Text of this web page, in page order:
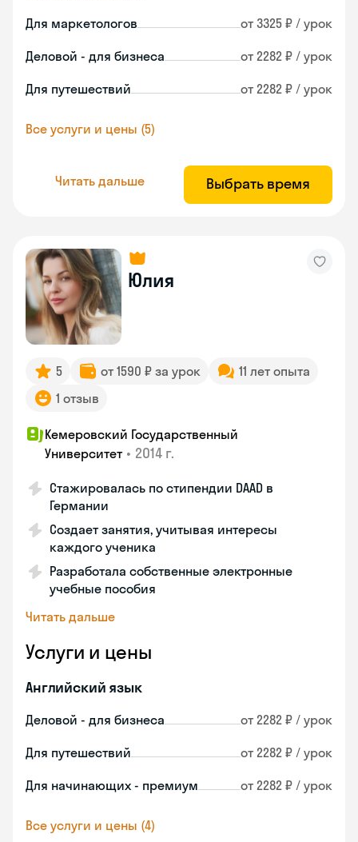
Для маркетологов от 3325 ₽ / урок
Деловой - для бизнеса от 2282 ₽ / урок
Для путешествий от 2282 ₽ / урок
Все услуги и цены (5)
Читать дальше Выбрать время
Юлия
5 от 1590 ₽ за урок
11 лет опыта
1 отзыв
Кемеровский Государственный
Университет • 2014 г.
Стажировалась по стипендии DAAD в
Германии
Создает занятия, учитывая интересы
каждого ученика
Разработала собственные электронные
учебные пособия
Читать дальше
Услуги и цены
Английский язык
Деловой - для бизнеса от 2282 ₽ / урок
Для путешествий от 2282 ₽ / урок
Для начинающих - премиум от 2282 ₽ / урок
Все услуги и цены (4)